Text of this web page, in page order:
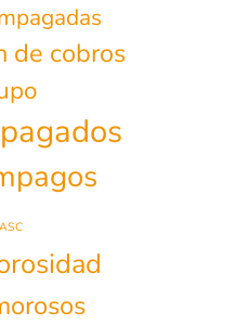
de cobros